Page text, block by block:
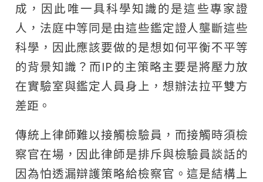
成，因此唯一具科學知識的是這些專家證
人，法庭中等同是由這些鑑定證人壟斷這些
科學，因此應該要做的是想如何平衡不平等
的背景知識？而IP的主策略主要是將壓力放
在實驗室與鑑定人員身上，想辦法拉平雙方
差距。
傳統上律師難以接觸檢驗員，而接觸時須檢
察官在場，因此律師是排斥與檢驗員談話的
因為怕透漏辯護策略給檢察官。這是結構上